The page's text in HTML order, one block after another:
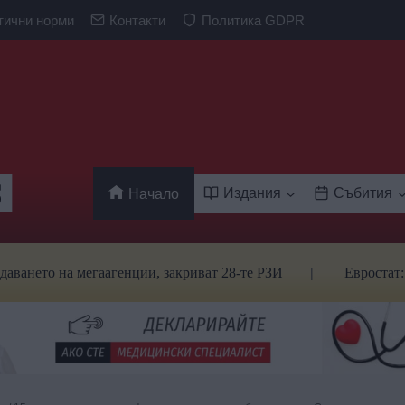
норми Контакти Политика GDPR
Начало Издания Събития
на мегаагенции, закриват 28-те РЗИ Евростат: